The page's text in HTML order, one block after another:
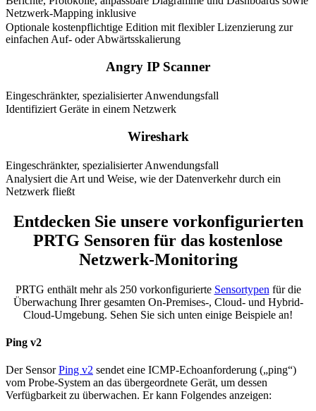
Netzwerk-Mapping inklusive
Optionale kostenpflichtige Edition mit flexibler Lizenzierung zur
einfachen Auf- oder Abwärtsskalierung
Angry IP Scanner
Eingeschränkter, spezialisierter Anwendungsfall
Identifiziert Geräte in einem Netzwerk
Wireshark
Eingeschränkter, spezialisierter Anwendungsfall
Analysiert die Art und Weise, wie der Datenverkehr durch ein
Netzwerk fließt
Entdecken Sie unsere vorkonfigurierten
PRTG Sensoren für das kostenlose
Netzwerk-Monitoring
PRTG enthält mehr als 250 vorkonfigurierte Sensortypen für die
Überwachung Ihrer gesamten On-Premises-, Cloud- und Hybrid-
Cloud-Umgebung. Sehen Sie sich unten einige Beispiele an!
Ping v2
Der SensorPing v2 sendet eine ICMP-Echoanforderung („ping“)
vom Probe-System an das übergeordnete Gerät, um dessen
Verfügbarkeit zu überwachen. Er kann Folgendes anzeigen: